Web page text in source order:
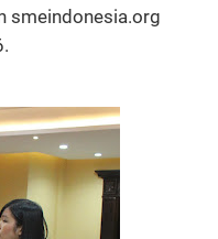
smeindonesia.org